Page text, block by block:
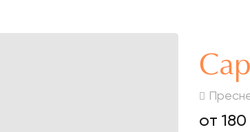
от